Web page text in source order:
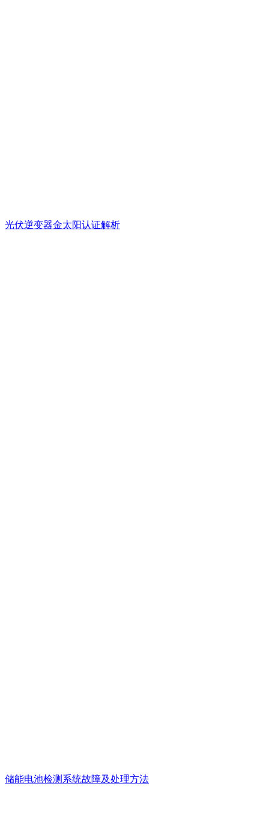
光伏逆变器金太阳认证解析
储能电池检测系统故障及处理方法